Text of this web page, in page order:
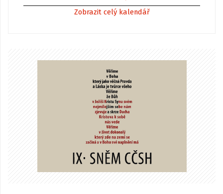
Zobrazit celý kalendář